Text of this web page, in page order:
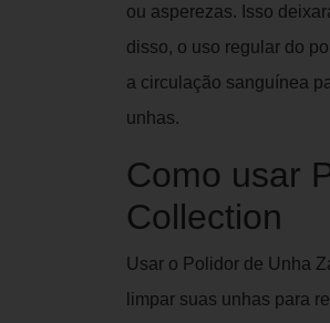
ou asperezas. Isso
disso, o uso regular do
a circulação sanguínea
unhas.
Como usar
Collection
Usar o Polidor de Unha
limpar suas unhas para